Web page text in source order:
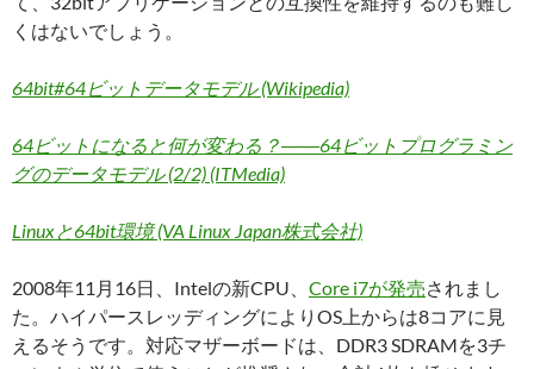
くはないでしょう。
64bit#64ビットデータモデル (Wikipedia)
64ビットになると何が変わる？――64ビットプログラミン
グのデータモデル (2/2) (ITMedia)
Linuxと64bit環境 (VA Linux Japan株式会社)
2008年11月16日、Intelの新CPU、 Core i7が発売されまし
た。ハイパースレッディングによりOS上からは8コアに見
えるそうです。対応マザーボードは、DDR3 SDRAMを3チ